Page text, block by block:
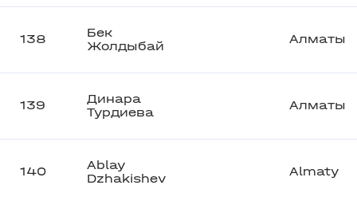
138
Бек
Жолдыбай
Алматы
139
Динара
Турдиева
Алматы
140
Ablay
Dzhakishev
Almaty